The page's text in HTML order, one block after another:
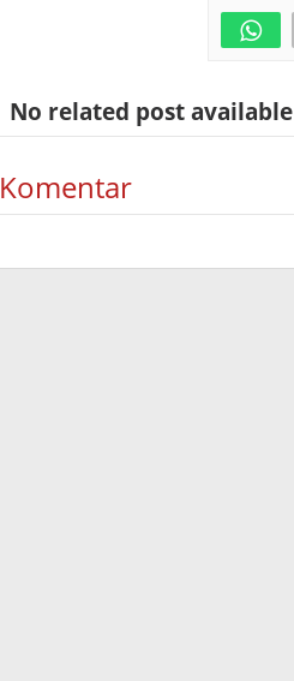
No related post available
Komentar